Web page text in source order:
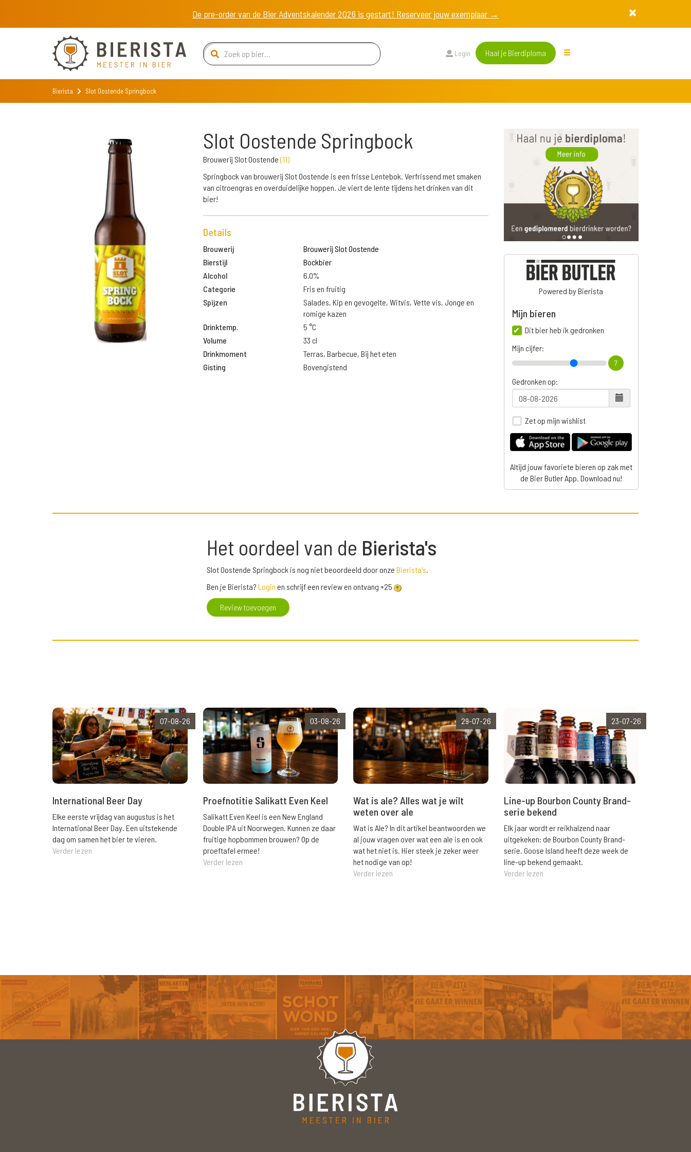
De pre-order van de Bier Adventskalender 2026 is gestart! Reserveer jouw exemplaar →
Login Haal je Bierdiploma
Bierista Slot Oostende Springbock
Slot Oostende Springbock
Brouwerij Slot Oostende(11)
Springbock van brouwerij Slot Oostende is een frisse Lentebok. Verfrissend met smaken
van citroengras en overduidelijke hoppen. Je viert de lente tijdens het drinken van dit
bier!
Details
Brouwerij
Brouwerij Slot Oostende
Bierstijl
Bockbier
Alcohol
6.0%
Categorie
Fris en fruitig
Spijzen
Salades, Kip en gevogelte, Witvis, Vette vis, Jonge en
romige kazen
Drinktemp.
5 °C
Volume
33 cl
Drinkmoment
Terras, Barbecue, Bij het eten
Gisting
Bovengistend
Powered by Bierista
Mijn bieren
Dit bier heb ik gedronken
Mijn cijfer:
7
Gedronken op:
Zet op mijn wishlist
Altijd jouw favoriete bieren op zak met
de Bier Butler App. Download nu!
Het oordeel van de Bierista's
Slot Oostende Springbock is nog niet beoordeeld door onze Bierista's.
Ben je Bierista? Login en schrijf een review en ontvang +25
Review toevoegen
07-08-26
International Beer Day
Elke eerste vrijdag van augustus is het
International Beer Day. Een uitstekende
dag om samen het bier te vieren.
Verder lezen
03-08-26
Proefnotitie Salikatt Even Keel
Salikatt Even Keel is een New England
Double IPA uit Noorwegen. Kunnen ze daar
fruitige hopbommen brouwen? Op de
proeftafel ermee!
Verder lezen
29-07-26
Wat is ale? Alles wat je wilt
weten over ale
Wat is Ale? In dit artikel beantwoorden we
al jouw vragen over wat een ale is en ook
wat het niet is. Hier steek je zeker weer
het nodige van op!
Verder lezen
23-07-26
Line-up Bourbon County Brand-
serie bekend
Elk jaar wordt er reikhalzend naar
uitgekeken: de Bourbon County Brand-
serie. Goose Island heeft deze week de
line-up bekend gemaakt.
Verder lezen